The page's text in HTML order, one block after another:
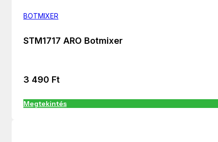
BOTMIXER
STM1717 ARO Botmixer
3 490 Ft
Megtekintés